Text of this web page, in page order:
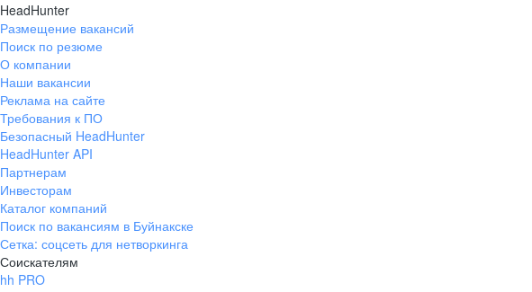
HeadHunter
Размещение вакансий
Поиск по резюме
О компании
Наши вакансии
Реклама на сайте
Требования к ПО
Безопасный HeadHunter
HeadHunter API
Партнерам
Инвесторам
Каталог компаний
Поиск по вакансиям в Буйнакске
Сетка: соцсеть для нетворкинга
Соискателям
hh PRO